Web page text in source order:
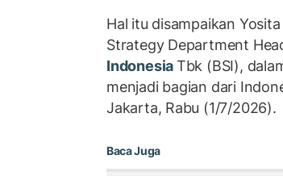
Hal itu disampaikan
Strategy Department
IndonesiaTbk (BSI),
menjadi bagian dari
Jakarta, Rabu (1/7/2026).
Baca Juga